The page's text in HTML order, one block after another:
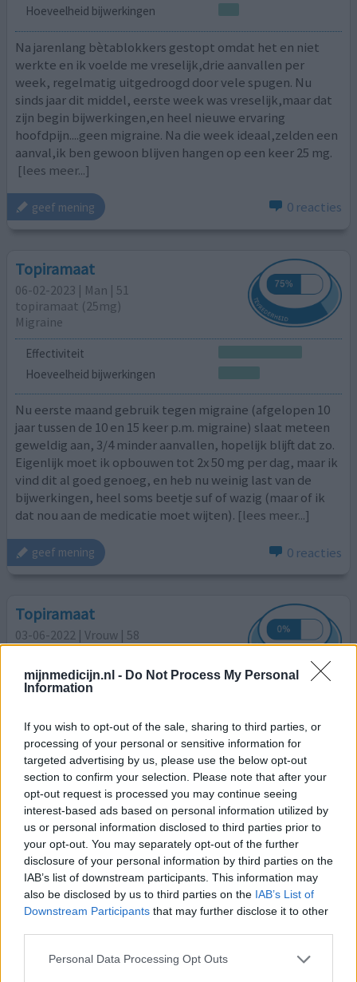
mijnmedicijn.nl - Do Not Process My Personal
Information
If you wish to opt-out of the sale, sharing to third parties, or
processing of your personal or sensitive information for
targeted advertising by us, please use the below opt-out
section to confirm your selection. Please note that after your
opt-out request is processed you may continue seeing
interest-based ads based on personal information utilized by
us or personal information disclosed to third parties prior to
your opt-out. You may separately opt-out of the further
disclosure of your personal information by third parties on the
IAB’s list of downstream participants. This information may
also be disclosed by us to third parties on the IAB’s List of
Downstream Participants that may further disclose it to other
Personal Data Processing Opt Outs
Hoeveelheid bijwerkingen
Na jarenlang bètablokkers gestopt omdat het en niet
werkte en ik voelde me vreselijk,drie aanvallen per
week, regelmatig uitgedroogd door vele spugen. Nu
sinds jaar dit middel, eerste week was vreselijk,maar dat
zijn begin bijwerkingen,en heel nieuwe ervaring
hoofdpijn....geen migraine. Na die week ideaal,zelden een
aanval,ik ben gewoon blijven hangen op een keer 25 mg.
[lees meer...]
geef mening 0 reacties
Topiramaat
06-02-2023 | Man | 51
topiramaat (25mg)
Migraine
Effectiviteit
Hoeveelheid bijwerkingen
Nu eerste maand gebruik tegen migraine (afgelopen 10
jaar tussen de 10 en 15 keer p.m. migraine) slaat meteen
geweldig aan, 3/4 minder aanvallen, hopelijk blijft dat zo.
Eigenlijk moet ik opbouwen tot 2x 50 mg per dag, maar ik
vind dit al goed genoeg, en heb nu weinig last van de
bijwerkingen, heel soms beetje suf of wazig (maar of ik
dat nou aan de medicatie moet wijten). [lees meer...]
geef mening 0 reacties
Topiramaat
03-06-2022 | Vrouw | 58
topiramaat (50mg)
Migraine
Hoeveelheid bijwerkingen
Via Hoofdpijnpoli door een neuroloog voorgeschreven
gekregen voor heftige/veelvuldige migraine aanvallen,
soms 3 x per week overgaande in de week er op. Minimaal
3 tot 4 daagse aanvallen. Begonnen met lage dosering, 4 x
opgehoogd vanwege geen werking. Bijwerking
depressies. Zelf gekozen af te bouwen daar ik er teveel
last van kreeg al wou de neuroloog nog is verhogen heb
[lees meer...]
geef mening 0 reacties